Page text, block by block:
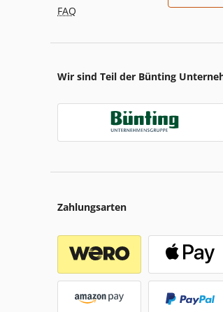
FAQ
Wir sind Teil der Bünting
Zahlungsarten